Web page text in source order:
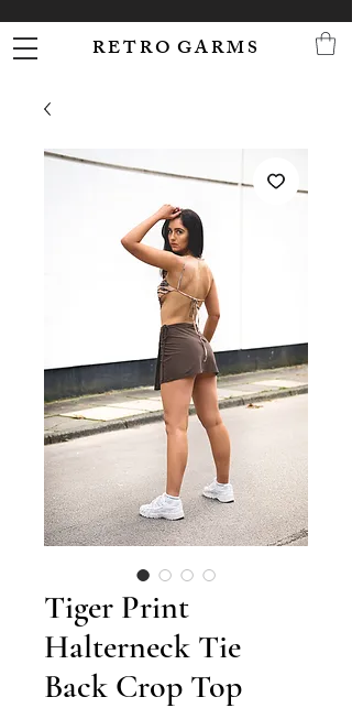
R E T R O G A R M S
Tiger Print
Halterneck Tie
Back Crop Top